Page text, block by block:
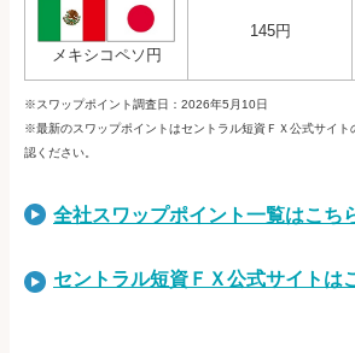
メキシコペソ円
145円
※スワップポイント調査日：2026年5月10日
※最新のスワップポイントはセントラル短資ＦＸ公式サイト
認ください。
全社スワップポイント一覧はこち
セントラル短資ＦＸ公式サイトは